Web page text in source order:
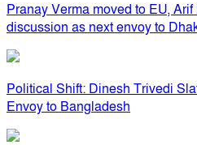
Pranay Verma moved to EU,
discussion as next envoy to
Political Shift: Dinesh Trivedi
Envoy to Bangladesh